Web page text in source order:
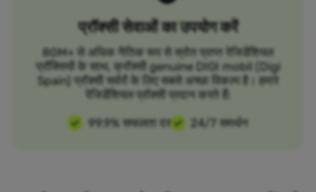
प्रॉक्सी सेवाओं का उपयोग करें
80M+ से अधिक नैतिक रूप से स्रोत प्राप्त रेजिडेंशियल
प्रॉक्सियों के साथ, क्रॉक्सी genuine DIGI mobil (Digi
Spain) प्रॉक्सी सर्वरों के लिए सबसे अच्छा विकल्प है। हमारे
रेजिडेंशियल प्रॉक्सी प्रदान करते हैं:
99.9% सफलता दर
24/7 समर्थन